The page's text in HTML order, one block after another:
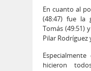
En cuanto al
(48:47) fue la
Tomás (49:51)
Pilar Rodríguez
hicieron